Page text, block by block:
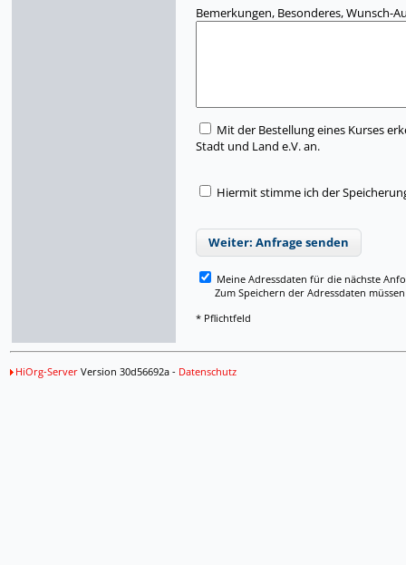
Bemerkungen, Besonderes, Wunsch-
Mit der Bestellung eines Kurses
Stadt und Land e.V. an.
Hiermit stimme ich der
Weiter: Anfrage senden
Meine Adressdaten für die nächste
Zum Speichern der Adressdaten müssen
* Pflichtfeld
HiOrg-ServerVersion 30d56692a - Datenschutz